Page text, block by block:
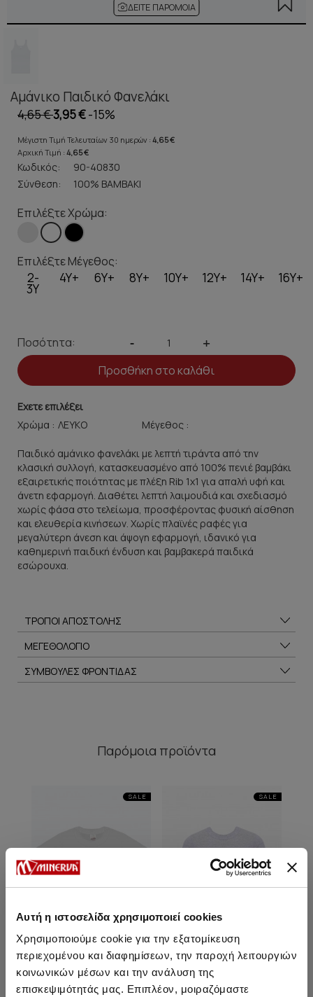
Αυτή η ιστοσελίδα χρησιμοποιεί cookies
Χρησιμοποιούμε cookie για την εξατομίκευση
περιεχομένου και διαφημίσεων, την παροχή λειτουργιών
κοινωνικών μέσων και την ανάλυση της
επισκεψιμότητάς μας. Επιπλέον, μοιραζόμαστε
ΔΕΊΤΕ ΠΑΡΌΜΟΙΑ
Αμάνικο Παιδικό Φανελάκι
4,65 €3,95 €-15%
Μέγιστη Τιμή Τελευταίων 30 ημερών : 4,65 €
Αρχική Τιμή : 4,65 €
Κωδικός:
90-40830
Σύνθεση:
100% ΒΑΜΒΑΚΙ
Επιλέξτε Χρώμα:
Επιλέξτε Μέγεθος:
2-
3Y
4Y+ 6Y+ 8Y+ 10Y+ 12Y+ 14Y+ 16Y+
Ποσότητα: - +
Προσθήκη στο καλάθι
Εχετε επιλέξει
Χρώμα :
Μέγεθος :
Παιδικό αμάνικο φανελάκι με λεπτή τιράντα από την
κλασική συλλογή, κατασκευασμένο από 100% πενιέ βαμβάκι
εξαιρετικής ποιότητας με πλέξη Rib 1x1 για απαλή υφή και
άνετη εφαρμογή. Διαθέτει λεπτή λαιμουδιά και σχεδιασμό
χωρίς φάσα στο τελείωμα, προσφέροντας φυσική αίσθηση
και ελευθερία κινήσεων. Χωρίς πλαϊνές ραφές για
μεγαλύτερη άνεση και άψογη εφαρμογή, ιδανικό για
καθημερινή παιδική ένδυση και βαμβακερά παιδικά
εσώρουχα.
ΤΡΟΠΟΙ ΑΠΟΣΤΟΛΗΣ
ΜΕΓΕΘΟΛΟΓΙΟ
ΣΥΜΒΟΥΛΕΣ ΦΡΟΝΤΙΔΑΣ
Παρόμοια προϊόντα
SALE
Παιδική Κοντομάνικη
SALE
Παιδική Κοντομάνικη